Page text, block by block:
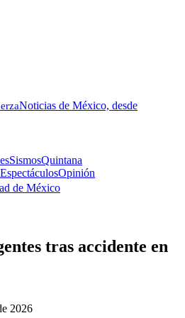
Noticias de México, desde
SismosQuintana
EspectáculosOpinión
de México
tras accidente en
2026